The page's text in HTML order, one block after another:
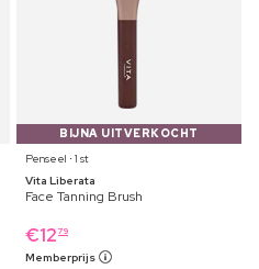
BIJNA UITVERKOCHT
Penseel ⋅ 1 st
Vita Liberata
Face Tanning Brush
€12 79
Memberprijs